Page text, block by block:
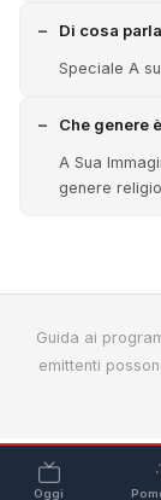
Di cosa
Speciale A
Che genere
A Sua
genere
Guida ai
emittenti
Oggi